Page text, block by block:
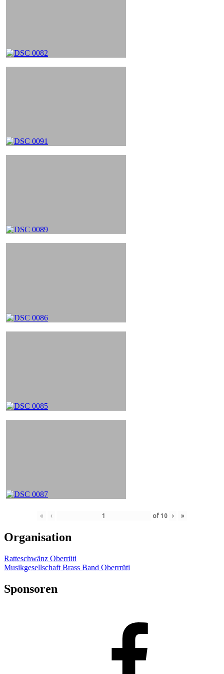
« ‹ of 10 › »
Organisation
Ratteschwänz Oberrüti
Musikgesellschaft Brass Band Oberrrüti
Sponsoren